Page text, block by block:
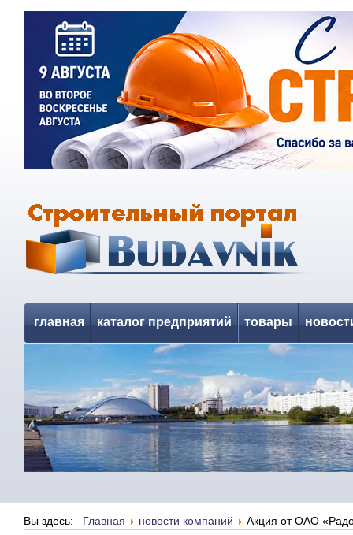
главная каталог предприятий товары
Вы здесь: Главная новости компаний Акция от ОАО